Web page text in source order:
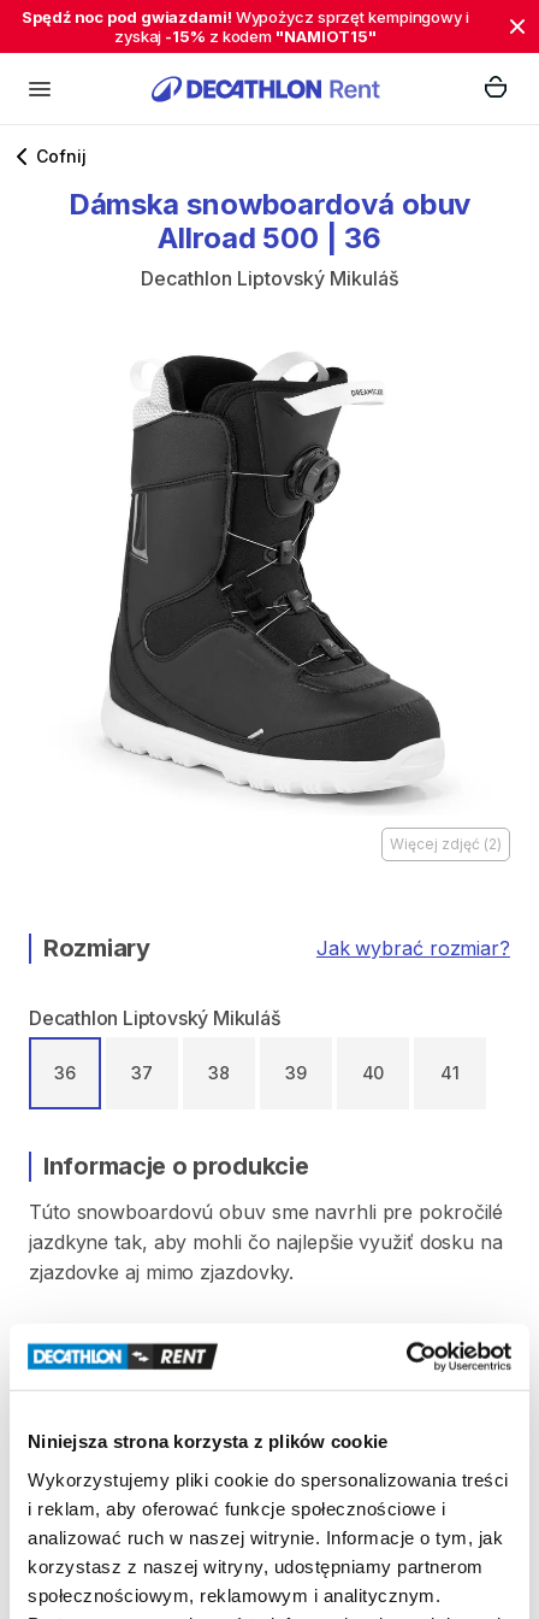
Niniejsza strona korzysta z plików cookie
Wykorzystujemy pliki cookie do spersonalizowania treści
i reklam, aby oferować funkcje społecznościowe i
analizować ruch w naszej witrynie. Informacje o tym, jak
korzystasz z naszej witryny, udostępniamy partnerom
społecznościowym, reklamowym i analitycznym.
Spędź noc pod gwiazdami! Wypożycz sprzęt kempingowy i
zyskaj -15% z kodem "NAMIOT15"
Cofnij
Dámska snowboardová obuv
Allroad 500 36
Decathlon Liptovský Mikuláš
Więcej zdjęć (2)
Rozmiary Jak wybrać rozmiar?
Decathlon Liptovský Mikuláš
36 37 38 39 40 41
Informacje o produkcie
Túto snowboardovú obuv sme navrhli pre pokročilé
jazdkyne tak​,​ aby mohli čo najlepšie využiť dosku na
zjazdovke aj mimo zjazdovky.
silné utiahnutie​,​ mikronastavenie
dobré
spevnenie chodidla. Suchý zips umožňuje dokonalé
topánka.
Strona produktu w sklepie